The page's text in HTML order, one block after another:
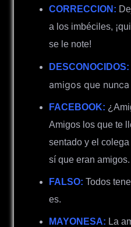
CORRECCION:
a los imbéciles,
se le note!
DESCONOCIDOS:
amigos que
FACEBOOK:
Amigos los que te
sentado y el
sí que eran amigos.
FALSO: Todos
es.
MAYONESA: La